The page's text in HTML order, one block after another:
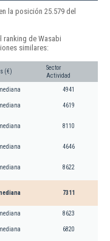
la posición 25.579 del
de Wasabi
similares:
(€)
Sector
Actividad
4941
4619
8110
4646
8622
7311
8623
6820